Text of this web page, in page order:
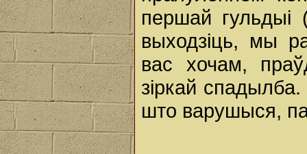
першай
выходзіць, мы
вас хочам,
зіркай
што варушыся,